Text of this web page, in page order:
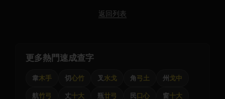
返回列表
更多熱門速成查字
韋木手 切心竹 叉 水戈 角弓土 州 戈中
航竹弓 丈十大 瓶廿弓 民口心 窗十大